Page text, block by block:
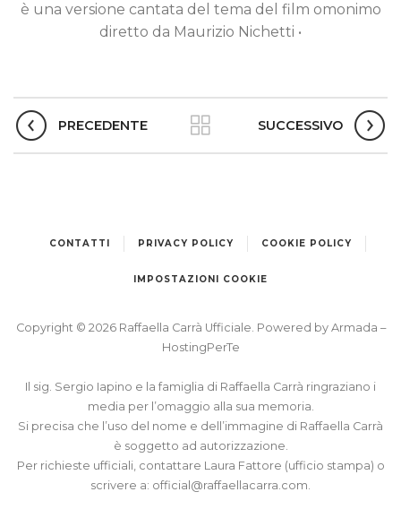
è una versione cantata del tema del film omonimo
diretto da Maurizio Nichetti •
PRECEDENTE SUCCESSIVO
CONTATTI PRIVACY POLICY COOKIE POLICY
IMPOSTAZIONI COOKIE
Copyright © 2026 Raffaella Carrà Ufficiale. Powered by Armada –
HostingPerTe
Il sig. Sergio Iapino e la famiglia di Raffaella Carrà ringraziano i
media per l’omaggio alla sua memoria.
Si precisa che l’uso del nome e dell’immagine di Raffaella Carrà
è soggetto ad autorizzazione.
Per richieste ufficiali, contattare Laura Fattore (ufficio stampa) o
scrivere a: official@raffaellacarra.com.